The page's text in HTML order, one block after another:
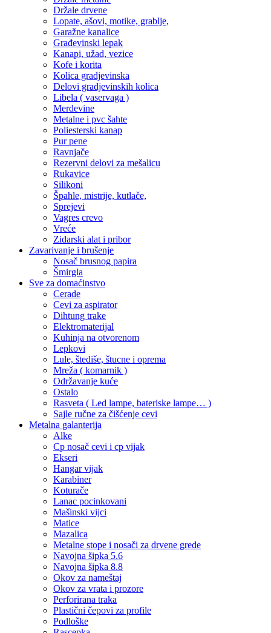
Držale drvene
Lopate, ašovi, motike, grablje,
Garažne kanalice
Građevinski lepak
Kanapi, užad, vezice
Kofe i korita
Kolica gradjevinska
Delovi gradjevinskih kolica
Libela ( vaservaga )
Merdevine
Metalne i pvc šahte
Poliesterski kanap
Pur pene
Ravnjače
Rezervni delovi za mešalicu
Rukavice
Silikoni
Špahle, mistrije, kutlače,
Sprejevi
Vagres crevo
Vreće
Zidarski alat i pribor
Zavarivanje i brušenje
Nosač brusnog papira
Šmirgla
Sve za domaćinstvo
Cerade
Cevi za aspirator
Dihtung trake
Elektromaterijal
Kuhinja na otvorenom
Lepkovi
Lule, štediše, štucne i oprema
Mreža ( komarnik )
Održavanje kuće
Ostalo
Rasveta ( Led lampe, bateriske lampe… )
Sajle ručne za čišćenje cevi
Metalna galanterija
Alke
Cp nosač cevi i cp vijak
Ekseri
Hangar vijak
Karabiner
Koturače
Lanac pocinkovani
Mašinski vijci
Matice
Mazalica
Metalne stope i nosači za drvene grede
Navojna šipka 5.6
Navojna šipka 8.8
Okov za nameštaj
Okov za vrata i prozore
Perforirana traka
Plastični čepovi za profile
Podloške